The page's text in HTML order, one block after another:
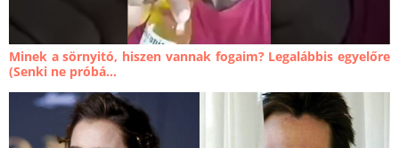
Minek a sörnyitó, hiszen vannak fogaim? Legalábbis egyelőre
(Senki ne próbá...